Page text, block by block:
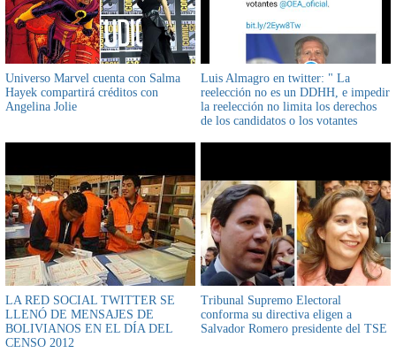
Universo Marvel cuenta con Salma
Hayek compartirá créditos con
Angelina Jolie
Luis Almagro en twitter: " La
reelección no es un DDHH, e impedir
la reelección no limita los derechos
de los candidatos o los votantes
LA RED SOCIAL TWITTER SE
LLENÓ DE MENSAJES DE
BOLIVIANOS EN EL DÍA DEL
CENSO 2012
Tribunal Supremo Electoral
conforma su directiva eligen a
Salvador Romero presidente del TSE